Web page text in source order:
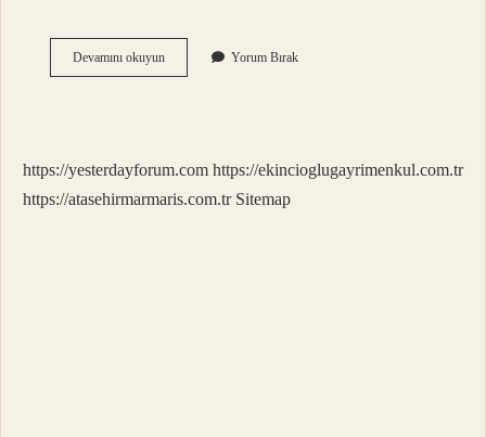
Devamını okuyunAtlama
Sırığı
Yorum Bırak
https://yesterdayforum.com https://ekincioglugayrimenkul.com.tr
https://atasehirmarmaris.com.tr Sitemap